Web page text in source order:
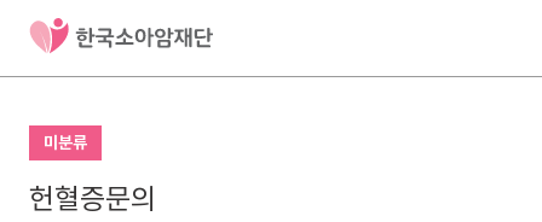
미분류
헌혈증문의